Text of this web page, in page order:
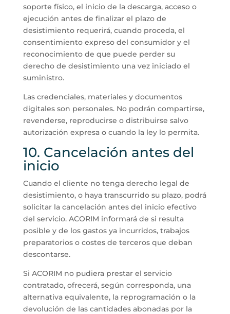
soporte físico, el inicio de la descarga, acceso o
ejecución antes de finalizar el plazo de
desistimiento requerirá, cuando proceda, el
consentimiento expreso del consumidor y el
reconocimiento de que puede perder su
derecho de desistimiento una vez iniciado el
suministro.
Las credenciales, materiales y documentos
digitales son personales. No podrán compartirse,
revenderse, reproducirse o distribuirse salvo
autorización expresa o cuando la ley lo permita.
10. Cancelación antes del
inicio
Cuando el cliente no tenga derecho legal de
desistimiento, o haya transcurrido su plazo, podrá
solicitar la cancelación antes del inicio efectivo
del servicio. ACORIM informará de si resulta
posible y de los gastos ya incurridos, trabajos
preparatorios o costes de terceros que deban
descontarse.
Si ACORIM no pudiera prestar el servicio
contratado, ofrecerá, según corresponda, una
alternativa equivalente, la reprogramación o la
devolución de las cantidades abonadas por la